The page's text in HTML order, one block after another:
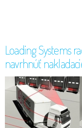
Loading Systems
navrhnúť